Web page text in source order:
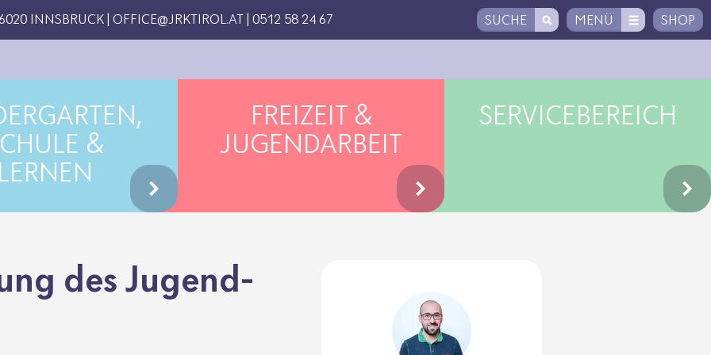
INNSBRUCK | OFFICE@JRKTIROL.AT 0512 58 24 67 SUCHE MENÜ SHOP
&
LERNEN
FREIZEIT &
JUGENDARBEIT
SERVICEBEREICH
des Jugend­